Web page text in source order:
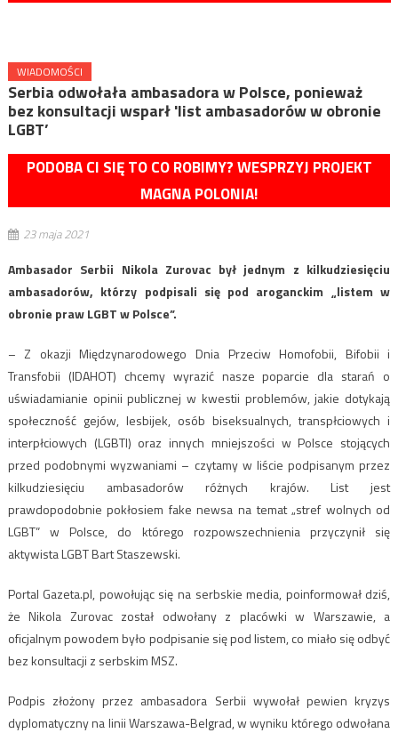
WIADOMOŚCI
Serbia odwołała ambasadora w Polsce, ponieważ
bez konsultacji wsparł 'list ambasadorów w obronie
LGBT’
PODOBA CI SIĘ TO CO ROBIMY? WESPRZYJ PROJEKT
MAGNA POLONIA!
23 maja 2021
Ambasador Serbii Nikola Zurovac był jednym z kilkudziesięciu
ambasadorów, którzy podpisali się pod aroganckim „listem w
obronie praw LGBT w Polsce”.
– Z okazji Międzynarodowego Dnia Przeciw Homofobii, Bifobii i
Transfobii (IDAHOT) chcemy wyrazić nasze poparcie dla starań o
uświadamianie opinii publicznej w kwestii problemów, jakie dotykają
społeczność gejów, lesbijek, osób biseksualnych, transpłciowych i
interpłciowych (LGBTI) oraz innych mniejszości w Polsce stojących
przed podobnymi wyzwaniami – czytamy w liście podpisanym przez
kilkudziesięciu ambasadorów różnych krajów. List jest
prawdopodobnie pokłosiem fake newsa na temat „stref wolnych od
LGBT” w Polsce, do którego rozpowszechnienia przyczynił się
aktywista LGBT Bart Staszewski.
Portal Gazeta.pl, powołując się na serbskie media, poinformował dziś,
że Nikola Zurovac został odwołany z placówki w Warszawie, a
oficjalnym powodem było podpisanie się pod listem, co miało się odbyć
bez konsultacji z serbskim MSZ.
Podpis złożony przez ambasadora Serbii wywołał pewien kryzys
dyplomatyczny na linii Warszawa-Belgrad, w wyniku którego odwołana